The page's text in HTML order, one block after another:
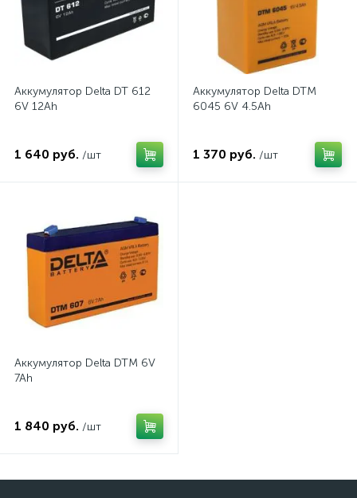
Аккумулятор Delta DT 612
6V 12Ah
1 640 руб. /шт
Аккумулятор Delta DTM
6045 6V 4.5Ah
1 370 руб. /шт
Аккумулятор Delta DTM 6V
7Ah
1 840 руб. /шт